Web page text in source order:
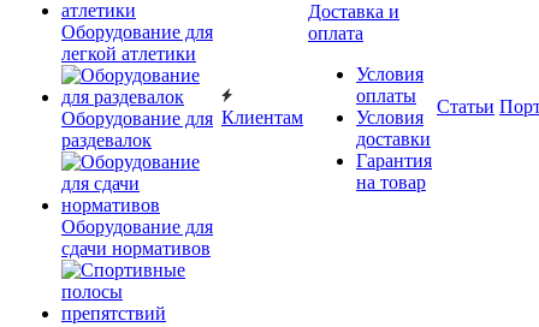
Оборудование для
легкой атлетики
Оборудование для
раздевалок
Оборудование для
сдачи нормативов
Клиентам
Доставка и
оплата
Условия
оплаты
Условия
доставки
Гарантия
на товар
Статьи